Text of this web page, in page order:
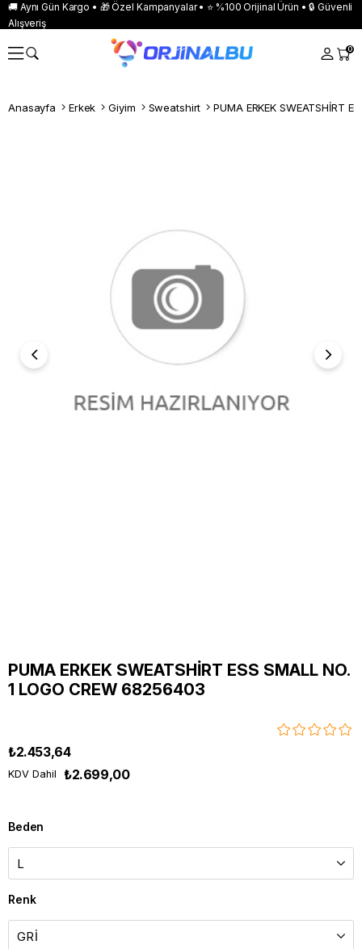
🚚 Aynı Gün Kargo • 🎁 Özel Kampanyalar • ⭐ %100 Orijinal Ürün • 🔒 Güvenli
Alışveriş
0
Anasayfa Erkek Giyim Sweatshirt
PUMA ERKEK SWEATSHİRT ESS SMALL NO.
1 LOGO CREW 68256403
₺2.453,64
KDV Dahil ₺2.699,00
Beden
Renk